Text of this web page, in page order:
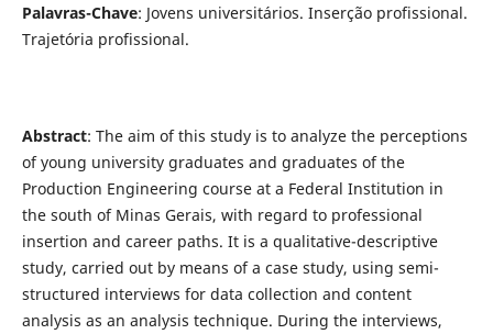
Palavras-Chave: Jovens universitários. Inserção profissional.
Trajetória profissional.
Abstract: The aim of this study is to analyze the perceptions
of young university graduates and graduates of the
Production Engineering course at a Federal Institution in
the south of Minas Gerais, with regard to professional
insertion and career paths. It is a qualitative-descriptive
study, carried out by means of a case study, using semi-
structured interviews for data collection and content
analysis as an analysis technique. During the interviews,